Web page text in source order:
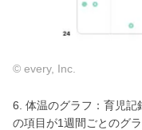
© every, Inc.
6. 体温のグラフ：育児記
の項目が1週間ごとのグ